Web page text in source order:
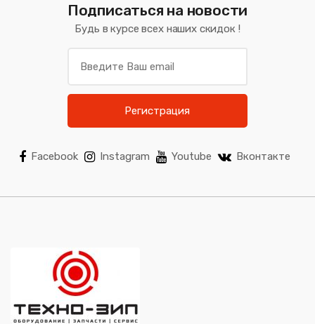
Подписаться на новости
Будь в курсе всех наших скидок !
Регистрация
Facebook Instagram Youtube Вконтакте